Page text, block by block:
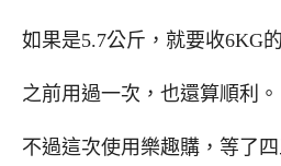
如果是5.7公斤，就要收6KG
之前用過一次，也還算順利。
不過這次使用樂趣購，等了四